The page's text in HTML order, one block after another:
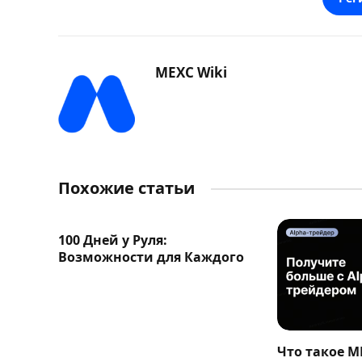
MEXC Wiki
Похожие статьи
100 Дней у Руля:
Возможности для Каждого
Что такое